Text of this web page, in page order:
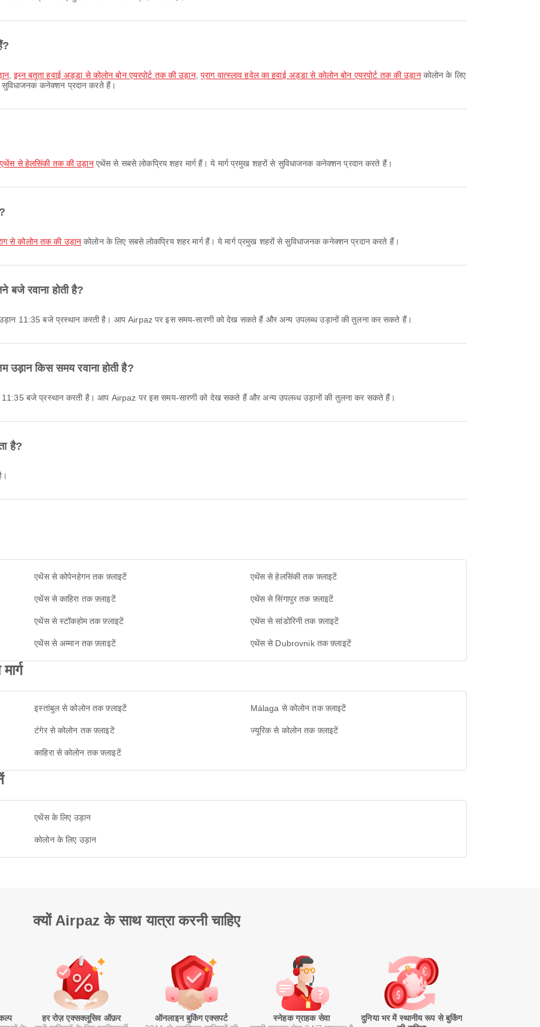
,इब्न बतूता हवाई अड्डा से कोलोन बोन एयरपोर्ट तक की उड़ान,प्राग वात्स्लाव हवेल का हवाई अड्डा से कोलोन बोन एयरपोर्ट तक की उड़ानकोलोन के लिए
सुविधाजनक कनेक्शन प्रदान करते हैं।
एथेंस से हेलसिंकी तक की उड़ानएथेंस से सबसे लोकप्रिय शहर मार्ग हैं। ये मार्ग प्रमुख शहरों से सुविधाजनक कनेक्शन प्रदान करते हैं।
से कोलोन तक की उड़ान कोलोन के लिए सबसे लोकप्रिय शहर मार्ग हैं। ये मार्ग प्रमुख शहरों से सुविधाजनक कनेक्शन प्रदान करते हैं।
रवाना होती है?
उड़ान 11:35 बजे प्रस्थान करती है। आप Airpaz पर इस समय-सारणी को देख सकते हैं और अन्य उपलब्ध उड़ानों की तुलना कर सकते हैं।
किस समय रवाना होती है?
11:35 बजे प्रस्थान करती है। आप Airpaz पर इस समय-सारणी को देख सकते हैं और अन्य उपलब्ध उड़ानों की तुलना कर सकते हैं।
है?
एथेंस से कोपेनहेगन तक फ़्लाइटें एथेंस से हेलसिंकी तक फ़्लाइटें
एथेंस से काहिरा तक फ़्लाइटें एथेंस से सिंगापुर तक फ़्लाइटें
एथेंस से स्टॉकहोम तक फ़्लाइटें एथेंस से सांडोरिनी तक फ़्लाइटें
एथेंस से अम्मान तक फ़्लाइटें एथेंस से Dubrovnik तक फ़्लाइटें
इस्तांबुल से कोलोन तक फ़्लाइटें Málaga से कोलोन तक फ़्लाइटें
टंगेर से कोलोन तक फ़्लाइटें ज्यूरिक से कोलोन तक फ़्लाइटें
काहिरा से कोलोन तक फ़्लाइटें
एथेंस के लिए उड़ान
कोलोन के लिए उड़ान
क्यों Airpaz के साथ यात्रा करनी चाहिए
हर रोज़ एक्सक्लूसिव ऑफ़र
ऑनलाइन बुकिंग एक्सपर्ट
स्नेहक ग्राहक सेवा
दुनिया भर में स्थानीय रूप से बुकिंग